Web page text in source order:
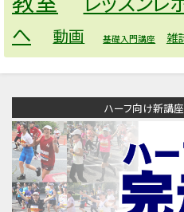
へ
動画 基礎入門講座 雑
ハーフ向け新講座